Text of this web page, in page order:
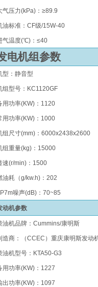
气压力(kPa)：≥89.9
油标准：CF级/15W-40
气温度(℃)：≤40
电机组参数
型：静音型
组型号 ： KC1120GF
用功率(KW) ： 1120
用功率(KW) ： 1000
组尺寸(mm) ：6000x2438x2600
组重量(kg) ： 15000
速(r/min) ： 1500
油耗（g/kw.h) ：202
7m噪声(dB)：70~85
动机参数
油机品牌 ：Cummins/康明斯
造商：（CCEC）重庆康明斯发动
油机型号 ： KTA50-G3
用功率(KW)：1227
出功率(KW)：1097